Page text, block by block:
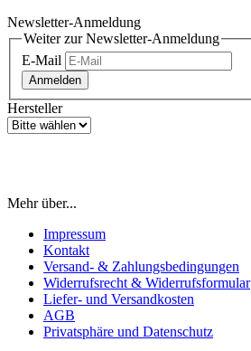
Newsletter-Anmeldung
Weiter zur Newsletter-Anmeldung
E-Mail
Anmelden
Hersteller
Mehr über...
Impressum
Kontakt
Versand- & Zahlungsbedingungen
Widerrufsrecht & Widerrufsformular
Liefer- und Versandkosten
AGB
Privatsphäre und Datenschutz